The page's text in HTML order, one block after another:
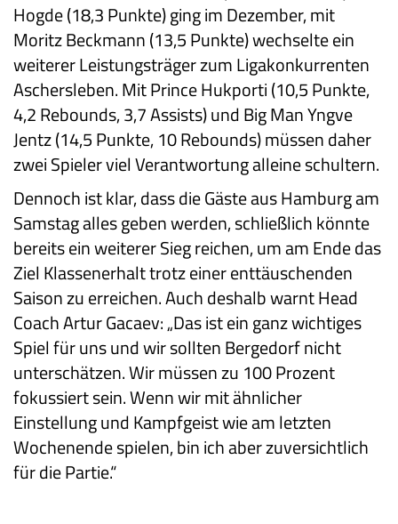
Hogde (18,3 Punkte) ging im Dezember, mit
Moritz Beckmann (13,5 Punkte) wechselte ein
weiterer Leistungsträger zum Ligakonkurrenten
Aschersleben. Mit Prince Hukporti (10,5 Punkte,
4,2 Rebounds, 3,7 Assists) und Big Man Yngve
Jentz (14,5 Punkte, 10 Rebounds) müssen daher
zwei Spieler viel Verantwortung alleine schultern.
Dennoch ist klar, dass die Gäste aus Hamburg am
Samstag alles geben werden, schließlich könnte
bereits ein weiterer Sieg reichen, um am Ende das
Ziel Klassenerhalt trotz einer enttäuschenden
Saison zu erreichen. Auch deshalb warnt Head
Coach Artur Gacaev: „Das ist ein ganz wichtiges
Spiel für uns und wir sollten Bergedorf nicht
unterschätzen. Wir müssen zu 100 Prozent
fokussiert sein. Wenn wir mit ähnlicher
Einstellung und Kampfgeist wie am letzten
Wochenende spielen, bin ich aber zuversichtlich
für die Partie.“